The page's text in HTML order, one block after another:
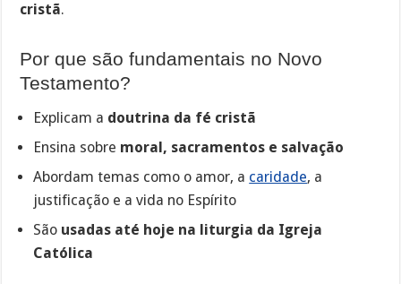
cristã.
Por que são fundamentais no Novo
Testamento?
Explicam a doutrina da fé cristã
Ensina sobre moral, sacramentos e salvação
Abordam temas como o amor, a caridade, a
justificação e a vida no Espírito
São usadas até hoje na liturgia da Igreja
Católica